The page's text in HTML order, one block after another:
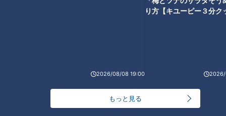
2026/08/08 19:00
り方【キユーピー３分ク
2026/
もっと見る
も、自信にはならない。自己満足でしかないんよ。それを試合
最多勝と沢村賞を受賞した自身の姿を重ねる。
優勝のカギ、木下拓哉